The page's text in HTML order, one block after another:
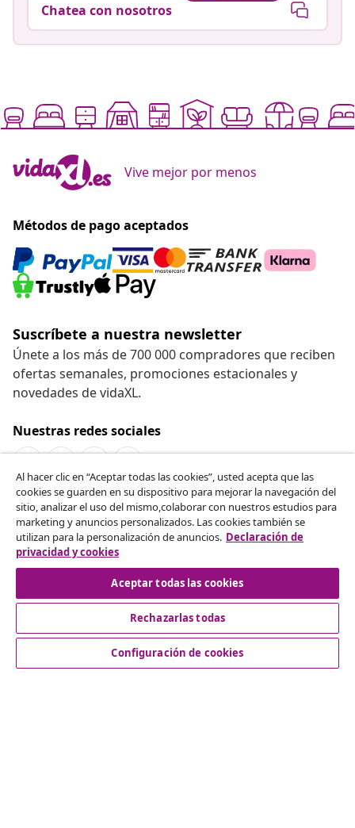
Chatea con nosotros
Vive mejor por menos
Métodos de pago aceptados
Suscríbete a nuestra newsletter
Únete a los más de 700 000 compradores que reciben
ofertas semanales, promociones estacionales y
novedades de vidaXL.
Nuestras redes sociales
Desistir del contrato
Solicita la cancelación de tu pedido.
Desistir del contrato
Servicio al Cliente
Al hacer clic en “Aceptar todas las cookies”, usted acepta que las
cookies se guarden en su dispositivo para mejorar la navegación del
sitio, analizar el uso del mismo,colaborar con nuestros estudios para
marketing y anuncios personalizados. Las cookies también se
utilizan para la personalización de anuncios. Declaración de
privacidad y cookies
Aceptar todas las cookies
Rechazarlas todas
Configuración de cookies